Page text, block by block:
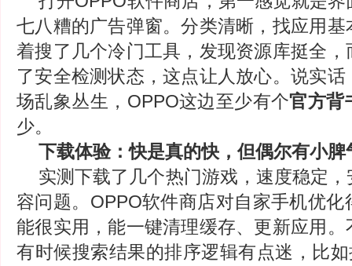
七八糟的广告弹窗。分类清晰，找应用
着搜了几个冷门工具，发现资源库挺全
了安全检测状态，这点让人放心。说实
场乱象丛生，OPPO这边至少有个官方背
少。
下载体验：快是真的快，但偶尔有小脾
实测下载了几个热门游戏，速度稳定
容问题。OPPO软件商店对自家手机优化
能很实用，能一键清理缓存、更新应用
有时候搜索结果的排序逻辑有点迷，比如